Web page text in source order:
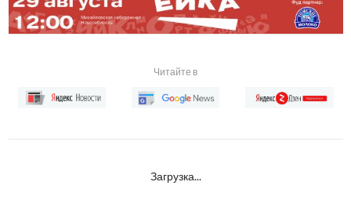
Читайте в
Загрузка...